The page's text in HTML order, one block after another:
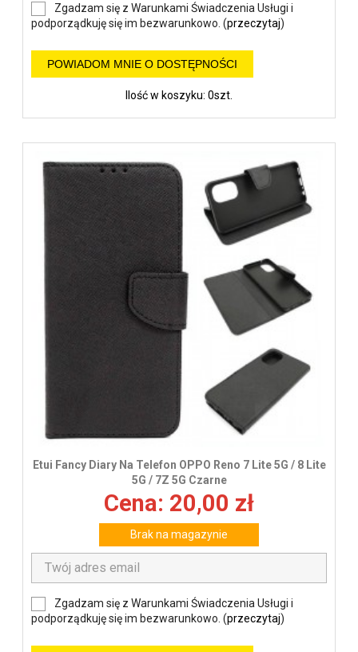
Zgadzam się z Warunkami Świadczenia Usługi i
podporządkuję się im bezwarunkowo. (przeczytaj)
POWIADOM MNIE O DOSTĘPNOŚCI
Ilość w koszyku: 0szt.
Etui Fancy Diary Na Telefon OPPO Reno 7 Lite 5G / 8 Lite
5G / 7Z 5G Czarne
Cena: 20,00 zł
Brak na magazynie
Zgadzam się z Warunkami Świadczenia Usługi i
podporządkuję się im bezwarunkowo. (przeczytaj)